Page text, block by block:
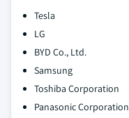
Tesla
LG
BYD Co., Ltd.
Samsung
Toshiba Corporation
Panasonic Corporation